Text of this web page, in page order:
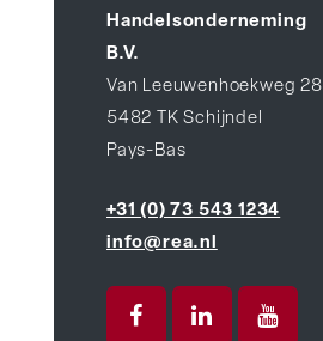
Handelsonderneming
B.V.
Van Leeuwenhoekweg 28
5482 TK Schijndel
Pays-Bas
+31 (0) 73 543 1234
info@rea.nl